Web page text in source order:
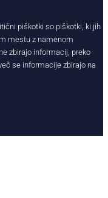
piškotki so piškotki, ki jih
mestu z namenom
zbirajo informacij, preko
se informacije zbirajo na